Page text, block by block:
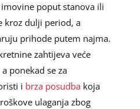
poput stanova ili
kroz dulji period, a
prihode putem najma.
zahtijeva veće
ponekad se za
i brza posudbakoja
ulaganja zbog